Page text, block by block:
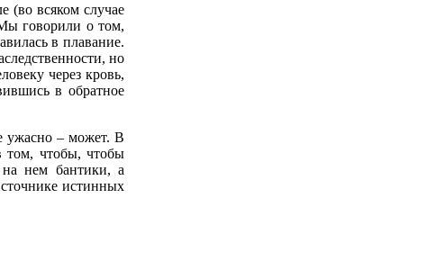
(во всяком случае
говорили о том,
в плавание.
но
через кровь,
в обратное
ужасно – может. В
том, чтобы, чтобы
на нем бантики, а
истинных